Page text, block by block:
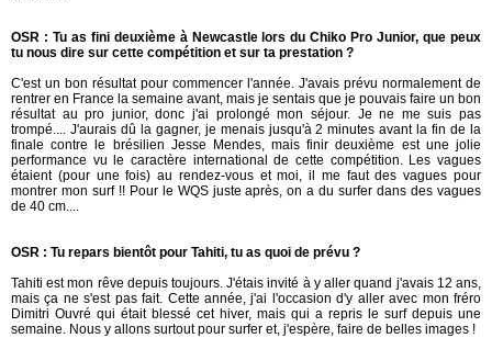
OSR : Tu as fini deuxième à Newcastle lors du Chiko Pro Junior, que peux
tu nous dire sur cette compétition et sur ta prestation ?
C'est un bon résultat pour commencer l'année. J'avais prévu normalement de
rentrer en France la semaine avant, mais je sentais que je pouvais faire un bon
résultat au pro junior, donc j'ai prolongé mon séjour. Je ne me suis pas
trompé.... J'aurais dû la gagner, je menais jusqu'à 2 minutes avant la fin de la
finale contre le brésilien Jesse Mendes, mais finir deuxième est une jolie
performance vu le caractère international de cette compétition. Les vagues
étaient (pour une fois) au rendez-vous et moi, il me faut des vagues pour
montrer mon surf !! Pour le WQS juste après, on a du surfer dans des vagues
de 40 cm....
OSR : Tu repars bientôt pour Tahiti, tu as quoi de prévu ?
Tahiti est mon rêve depuis toujours. J'étais invité à y aller quand j'avais 12 ans,
mais ça ne s'est pas fait. Cette année, j'ai l'occasion d'y aller avec mon fréro
Dimitri Ouvré qui était blessé cet hiver, mais qui a repris le surf depuis une
semaine. Nous y allons surtout pour surfer et, j'espère, faire de belles images !